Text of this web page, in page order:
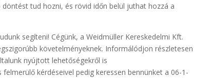
tud hozni, és rövid időn belül juthat hozzá a
segíteni! Cégünk, a Weidmüller Kereskedelmi Kft.
követelményeknek. Informálódjon részletesen
nyújtott lehetőségekről is
felmerülő kérdéseivel pedig keressen bennünket a 06-1-